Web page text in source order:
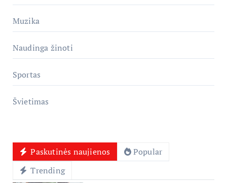
Muzika
Naudinga žinoti
Sportas
Švietimas
Paskutinės naujienos
Popular
Trending